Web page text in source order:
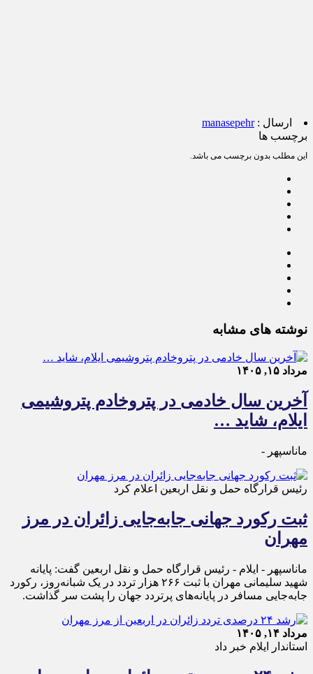
ارسال :manasepehr
برچسب ها
این مطلب بدون برچسب می باشد.
نوشته های مشابه
مرداد ۱۵, ۱۴۰۵
آخرین سال خادمی در پتروخادم پتروشیمی
ایلام، شاید …
ماناسپهر -
رئیس قرارگاه حمل و نقل اربعین اعلام کرد
ثبت رکورد جهانی جابه‌جایی زائران در مرز
مهران
ماناسپهر - ایلام - رئیس قرارگاه حمل‌ و نقل اربعین گفت: پایانه
شهید سلیمانی مهران با ثبت ۲۶۶ هزار تردد در یک شبانه‌روز، رکورد
جابه‌جایی مسافر در پایانه‌های پرتردد جهان را پشت سر گذاشت.
مرداد ۱۴, ۱۴۰۵
استاندار ایلام خبر داد